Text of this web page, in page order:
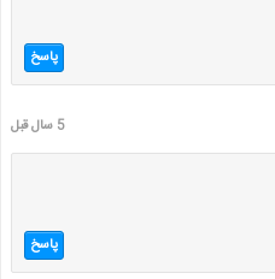
پاسخ
5 سال قبل
پاسخ